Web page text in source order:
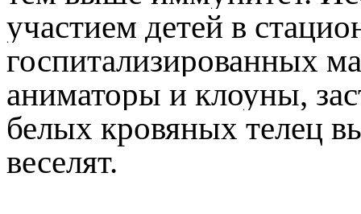
участием детей в
госпитализированных
аниматоры и клоуны,
белых кровяных телец
веселят.